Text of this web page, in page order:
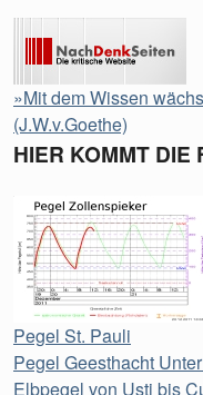
»Mit dem Wissen
(J.W.v.Goethe)
HIER KOMMT DIE
Pegel St. Pauli
Pegel Geesthacht
Elbpegel von Usti bis